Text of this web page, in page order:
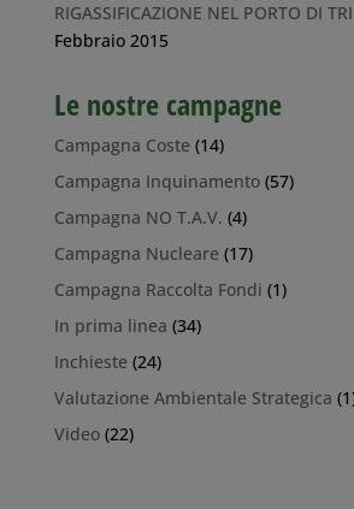
RIGASSIFICAZIONE NEL PORTO DI
Febbraio 2015
Le nostre campagne
Campagna Coste (14)
Campagna Inquinamento(57)
Campagna NO T.A.V. (4)
Campagna Nucleare (17)
Campagna Raccolta Fondi (1)
In prima linea (34)
Inchieste (24)
Valutazione Ambientale Strategica
Video(22)